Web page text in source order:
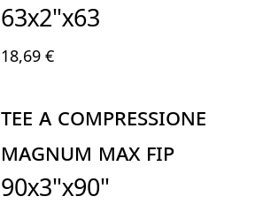
63X2"x63
18,69 €
TEE A COMPRESSIONE
MAGNUM MAX FIP
90X3"X90"